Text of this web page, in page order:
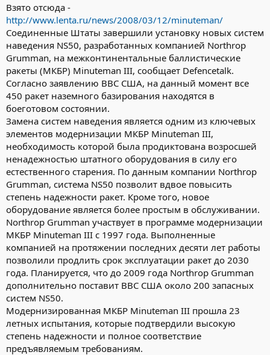
Взято отсюда -
http://www.lenta.ru/news/2008/03/12/minuteman/
Соединенные Штаты завершили установку новых систем
наведения NS50, разработанных компанией Northrop
Grumman, на межконтинентальные баллистические
ракеты (МКБР) Minuteman III, сообщает Defencetalk.
Согласно заявлению ВВС США, на данный момент все
450 ракет наземного базирования находятся в
боеготовом состоянии.
Замена систем наведения является одним из ключевых
элементов модернизации МКБР Minuteman III,
необходимость которой была продиктована возросшей
ненадежностью штатного оборудования в силу его
естественного старения. По данным компании Northrop
Grumman, система NS50 позволит вдвое повысить
степень надежности ракет. Кроме того, новое
оборудование является более простым в обслуживании.
Northrop Grumman участвует в программе модернизации
МКБР Minuteman III с 1997 года. Выполненные
компанией на протяжении последних десяти лет работы
позволили продлить срок эксплуатации ракет до 2030
года. Планируется, что до 2009 года Northrop Grumman
дополнительно поставит ВВС США около 200 запасных
систем NS50.
Модернизированная МКБР Minuteman III прошла 23
летных испытания, которые подтвердили высокую
степень надежности и полное соответствие
предъявляемым требованиям.